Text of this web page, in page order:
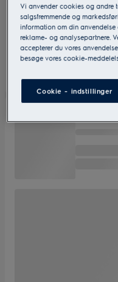
Vi anvender cookies og andre
salgsfremmende og
information om din anvendelse
reklame- og analysepartnere.
accepterer du vores
besøge vores cookie-
Cookie - indstillinger